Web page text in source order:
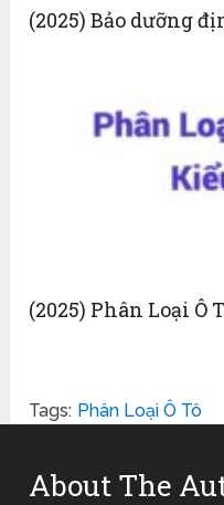
(2025) Bảo dưỡng
(2025) Phân Loại Ô
Tags: Phân Loại Ô Tô
About The